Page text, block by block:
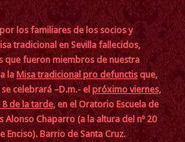
los familiares de los socios y
tradicional en Sevilla fallecidos,
que fueron miembros de nuestra
laMisa tradicional pro defunctisque,
celebrará –D.m.- el próximo viernes,
8 de la tarde, en el Oratorio Escuela de
Alonso Chaparro (a la altura del nº 20
Enciso). Barrio de Santa Cruz.